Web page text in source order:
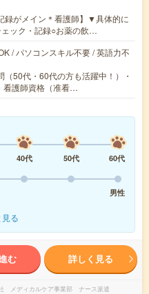
録がメイン＊看護師】▼具体的に
ック・記録○お薬の飲…
/ パソコンスキル不要 / 英語力不
50代・60代の方も活躍中！）・
看護師資格（准看…
40代 50代
60代
男性
見る
む 詳しく見る
メディカルケア事業部 ナース派遣